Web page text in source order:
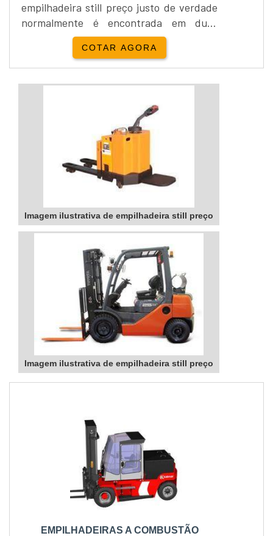
empilhadeira still preço justo de verdade
normalmente é encontrada em duas
categorias, elétrica e a combustão. Cada
modelo possui características diferentes
em sua forma de operação e tipos de
carga a serem transportados. A
motor elétrico com bateria que pode
durar até oito horas. Sua principal cara...
COTAR AGORA
Imagem ilustrativa de empilhadeira still preço
Imagem ilustrativa de empilhadeira still preço
EMPILHADEIRAS A COMBUSTÃO